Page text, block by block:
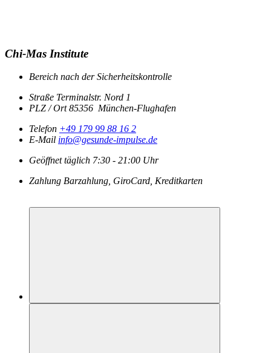
Chi-Mas Institute
Bereich nach der Sicherheitskontrolle
Straße Terminalstr. Nord 1
PLZ / Ort 85356 München-Flughafen
Telefon +49 179 99 88 16 2
E-Mail info@gesunde-impulse.de
Geöffnet täglich 7:30 - 21:00 Uhr
Zahlung Barzahlung, GiroCard, Kreditkarten